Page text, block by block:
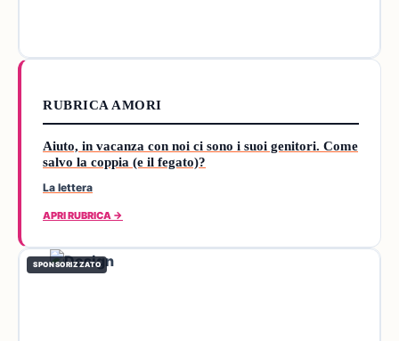
RUBRICA AMORI
Aiuto, in vacanza con noi ci sono i suoi genitori. Come
salvo la coppia (e il fegato)?
La lettera
APRI RUBRICA →
SPONSORIZZATO